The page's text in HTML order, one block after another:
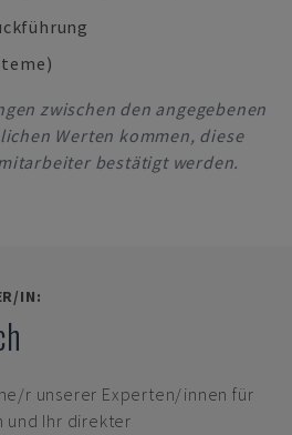
zwischen den angegebenen
Werten kommen, diese
bestätigt werden.
IN:
r unserer Experten/innen für
und Ihr direkter